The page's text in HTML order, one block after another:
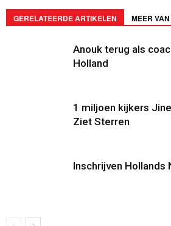
GERELATEERDE ARTIKELEN MEER
Anouk terug als
Holland
1 miljoen kijkers
Ziet Sterren
Inschrijven Hollands